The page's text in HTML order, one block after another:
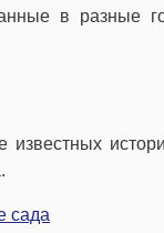
в разные
сада